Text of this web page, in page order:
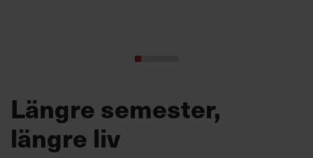
Längre semester,
längre liv